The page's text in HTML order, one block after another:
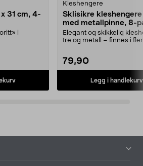
31 cm, 4-
i
Kleshengere
Sklisikre
med metallpinne, 8-
Elegant og skikkelig
tre og metall – finnes i
79,90
Legg i handlekurv